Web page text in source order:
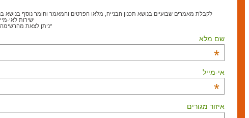
לקבלת מאמרים שבועיים בנושא תכנון הבנייה, מלאו הפרטים והמאמר וחומר נוסף בנושא
ישירות לאי-
*ניתן לצאת
שם מלא
*
אי-מייל
*
איזור מגורים